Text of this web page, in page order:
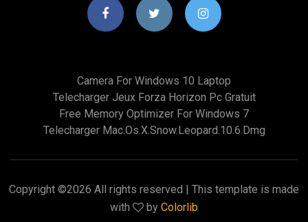
Camera For Windows 10 Laptop
Telecharger Jeux Forza Horizon Pc Gratuit
Free Memory Optimizer For Windows 7
Telecharger Mac.os.x.snow.leopard.10.6.dmg
Copyright ©2026 All rights reserved | This template is made
with
by Colorlib